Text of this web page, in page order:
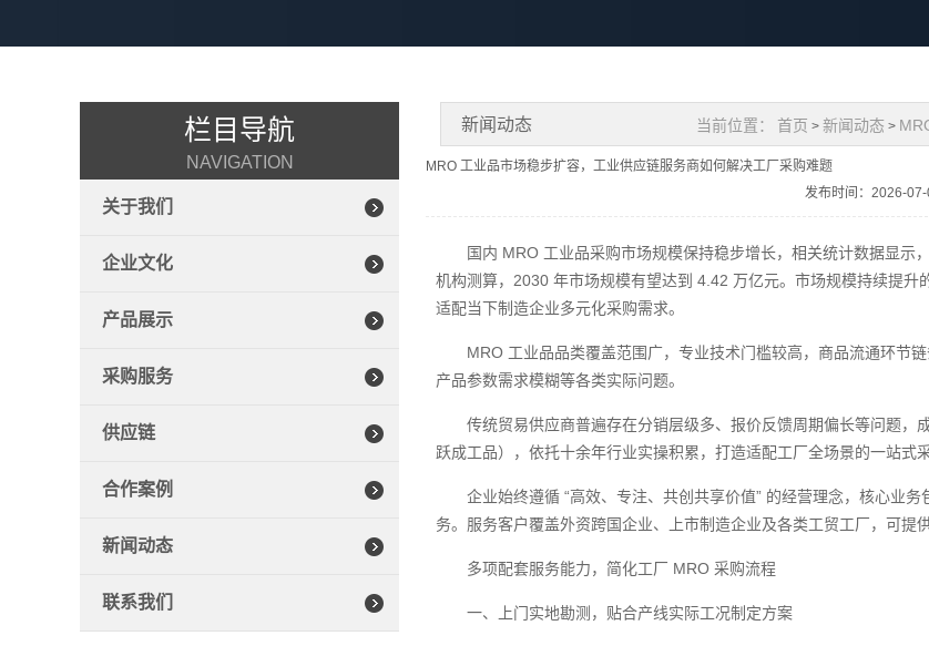
栏目导航
NAVIGATION
关于我们
企业文化
产品展示
采购服务
供应链
合作案例
新闻动态
联系我们
新闻动态 当前位置： 首页 > 新闻动态 >
MRO 工业品市场稳步扩容，工业供应链服务商如何解决工厂采购难题
发布时间：2026-
国内 MRO 工业品采购市场规模保持稳步增长，相关统计数据显
机构测算，2030 年市场规模有望达到 4.42 万亿元。市场规模持续提
适配当下制造企业多元化采购需求。
MRO 工业品品类覆盖范围广，专业技术门槛较高，商品流通环节
产品参数需求模糊等各类实际问题。
传统贸易供应商普遍存在分销层级多、报价反馈周期偏长等问题
跃成工品），依托十余年行业实操积累，打造适配工厂全场景的一站式
企业始终遵循 “高效、专注、共创共享价值” 的经营理念，核心业
务。服务客户覆盖外资跨国企业、上市制造企业及各类工贸工厂，可提
多项配套服务能力，简化工厂 MRO 采购流程
一、上门实地勘测，贴合产线实际工况制定方案